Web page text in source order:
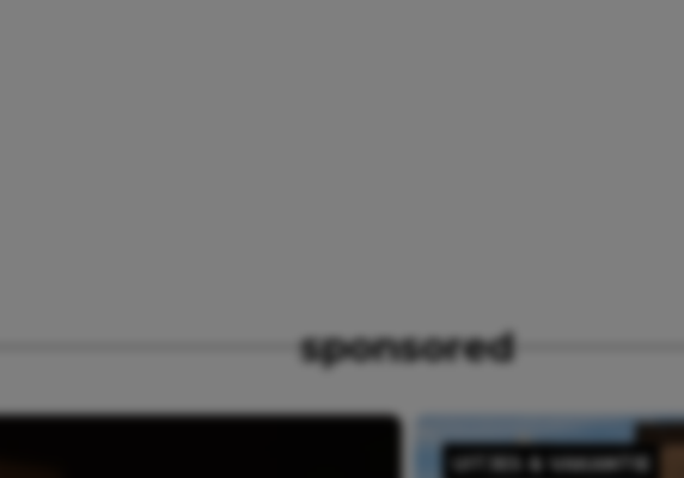
sponsored
UITJES & VAKANTIE